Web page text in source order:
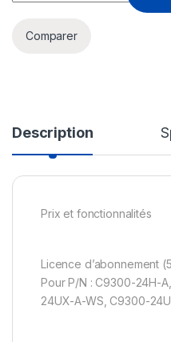
Comparer
Description
Prix et fonctionnalités
Licence d’abonnement
Pour P/N : C9300-24H-
24UX-A-WS, C9300-